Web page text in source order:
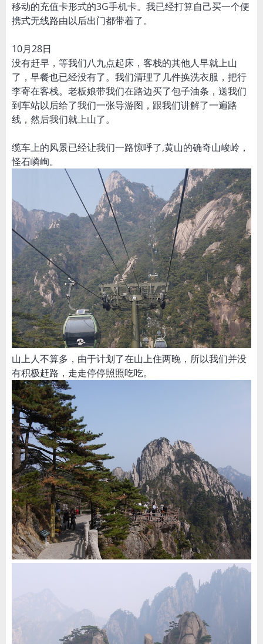
移动的充值卡形式的3G手机卡。我已经打算自己买一个便
携式无线路由以后出门都带着了。
10月28日
没有赶早，等我们八九点起床，客栈的其他人早就上山
了，早餐也已经没有了。我们清理了几件换洗衣服，把行
李寄在客栈。老板娘带我们在路边买了包子油条，送我们
到车站以后给了我们一张导游图，跟我们讲解了一遍路
线，然后我们就上山了。
缆车上的风景已经让我们一路惊呼了,黄山的确奇山峻岭，
怪石嶙峋。
山上人不算多，由于计划了在山上住两晚，所以我们并没
有积极赶路，走走停停照照吃吃。